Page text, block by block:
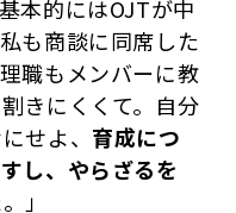
本的にはOJTが中
も商談に同席した
職もメンバーに教
きにくくて。自分
せよ、 育成につ
し、やらざるを
」